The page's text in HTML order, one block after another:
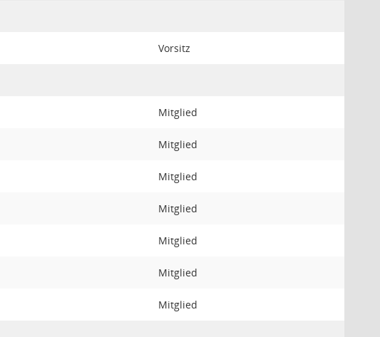
Vorsitz
Mitglied
Mitglied
Mitglied
Mitglied
Mitglied
Mitglied
Mitglied